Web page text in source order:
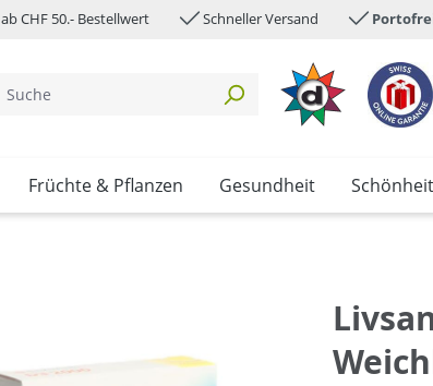
ab CHF 50.- Bestellwert Schneller Versand
Früchte & Pflanzen Gesundheit Schönheit